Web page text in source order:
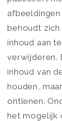
behoudt
inhoud aan
verwijderen.
inhoud van
houden,
ontlenen.
het mogelijk